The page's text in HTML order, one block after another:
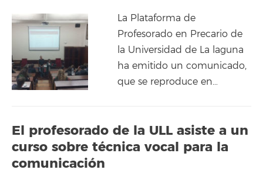
La Plataforma de
Profesorado en Precario de
la Universidad de La laguna
ha emitido un comunicado,
que se reproduce en…
El profesorado de la ULL asiste a un
curso sobre técnica vocal para la
comunicación